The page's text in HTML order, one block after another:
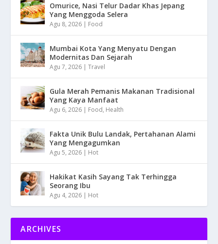
Omurice, Nasi Telur Dadar Khas Jepang
Yang Menggoda Selera
Agu 8, 2026 | Food
Mumbai Kota Yang Menyatu Dengan
Modernitas Dan Sejarah
Agu 7, 2026 |Travel
Gula Merah Pemanis Makanan Tradisional
Yang Kaya Manfaat
Agu 6, 2026 | Food, Health
Fakta Unik Bulu Landak, Pertahanan Alami
Yang Mengagumkan
Agu 5, 2026 | Hot
Hakikat Kasih Sayang Tak Terhingga
Seorang Ibu
Agu 4, 2026 | Hot
ARCHIVES